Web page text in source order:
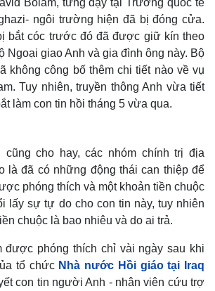
ngôi trường hiện đã bị đóng cửa.
bắt cóc trước đó đã được giữ kín theo
Ngoại giao Anh và gia đình ông này. Bộ
không công bố thêm chi tiết nào về vụ
Tuy nhiên, truyền thông Anh vừa tiết
làm con tin hồi tháng 5 vừa qua.
cũng cho hay, các nhóm chính trị địa
là đã có những động thái can thiệp để
phóng thích và một khoản tiền chuộc
lấy sự tự do cho con tin này, tuy nhiên
chuộc là bao nhiêu và do ai trả.
được phóng thích chỉ vài ngày sau khi
tổ chức Nhà nước Hồi giáo tại Iraq
con tin người Anh - nhân viên cứu trợ